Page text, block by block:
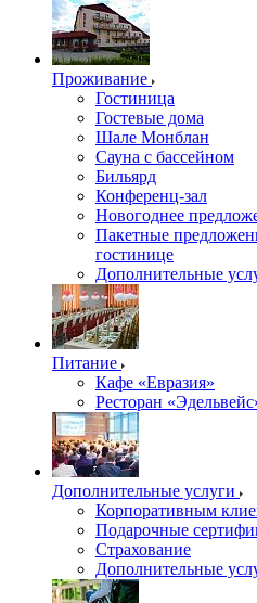
Проживание
Гостиница
Гостевые дома
Шале Монблан
Сауна с бассейном
Бильярд
Конференц-зал
Новогоднее
Пакетные
гостинице
Дополнительные
Питание
Кафе «Евразия»
Ресторан
Дополнительные услуги
Корпоративным
Подарочные
Страхование
Дополнительные